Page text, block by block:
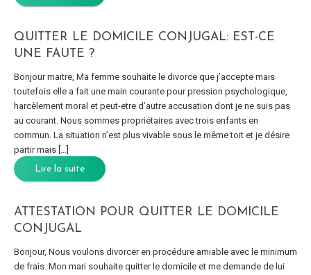
QUITTER LE DOMICILE CONJUGAL: EST-CE
UNE FAUTE ?
Bonjour maitre, Ma femme souhaite le divorce que j’accepte mais
toutefois elle a fait une main courante pour pression psychologique,
harcèlement moral et peut-etre d’autre accusation dont je ne suis pas
au courant. Nous sommes propriétaires avec trois enfants en
commun. La situation n’est plus vivable sous le même toit et je désire
partir mais […]
Lire la suite
ATTESTATION POUR QUITTER LE DOMICILE
CONJUGAL
Bonjour, Nous voulons divorcer en procédure amiable avec le minimum
de frais. Mon mari souhaite quitter le domicile et me demande de lui